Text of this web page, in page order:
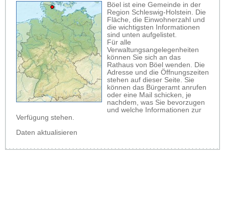
Böel ist eine Gemeinde in der
Region Schleswig-Holstein. Die
Fläche, die Einwohnerzahl und
die wichtigsten Informationen
sind unten aufgelistet.
Für alle
Verwaltungsangelegenheiten
können Sie sich an das
Rathaus von Böel wenden. Die
Adresse und die Öffnungszeiten
stehen auf dieser Seite. Sie
können das Bürgeramt anrufen
oder eine Mail schicken, je
nachdem, was Sie bevorzugen
und welche Informationen zur
Verfügung stehen.
Daten aktualisieren